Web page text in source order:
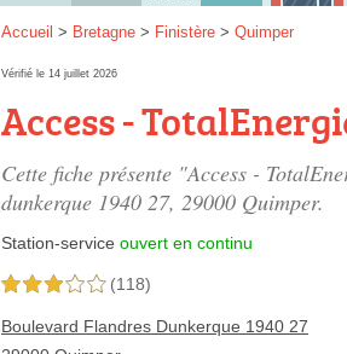
Accueil > Bretagne > Finistère > Quimper
Vérifié le 14 juillet 2026
Access -
Cette fiche présente "Access -
dunkerque 1940 27, 29000 Quimper.
Station-service ouvert en continu
3,0 étoiles sur 5 (118)
Boulevard Flandres Dunkerque 1940 27
SP
SP